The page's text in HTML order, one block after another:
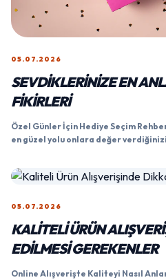
05.07.2026
SEVDIKLERINIZE EN
FIKIRLERI
Özel Günler İçin Hediye Seçim
en güzel yolu onlara değer
05.07.2026
KALITELI ÜRÜN
EDILMESI GEREKENLER
Online Alışverişte Kaliteyi Nasıl